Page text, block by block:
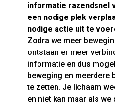
informatie razendsnel
een nodige plek
nodige actie uit te
Zodra we meer
ontstaan er meer
informatie en dus
beweging en meerdere
te zetten. Je lichaam
en niet kan maar als we